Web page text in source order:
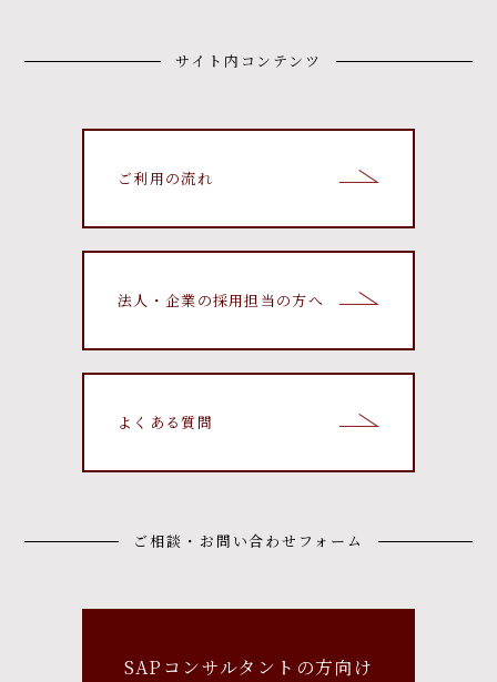
サイト内コンテンツ
ご利用の流れ
法人・企業の採用担当の方へ
よくある質問
ご相談・お問い合わせフォーム
SAPコンサルタントの方向け